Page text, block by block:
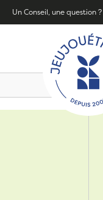
Un Conseil, une question ?